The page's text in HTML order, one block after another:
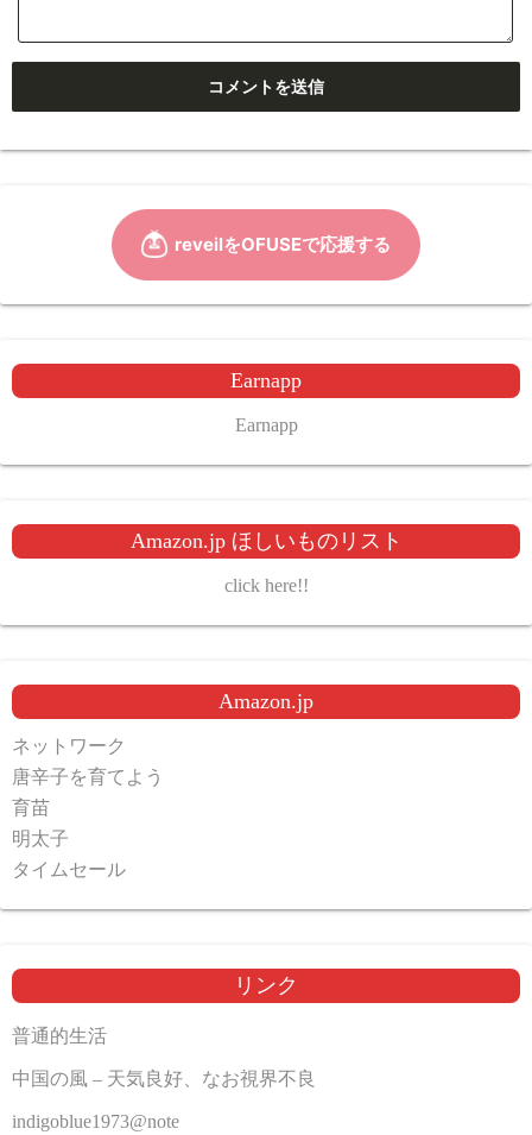
Earnapp
Earnapp
Amazon.jp ほしいものリスト
click here!!
Amazon.jp
ネットワーク
唐辛子を育てよう
育苗
明太子
タイムセール
リンク
普通的生活
中国の風 – 天気良好、なお視界不良
indigoblue1973@note